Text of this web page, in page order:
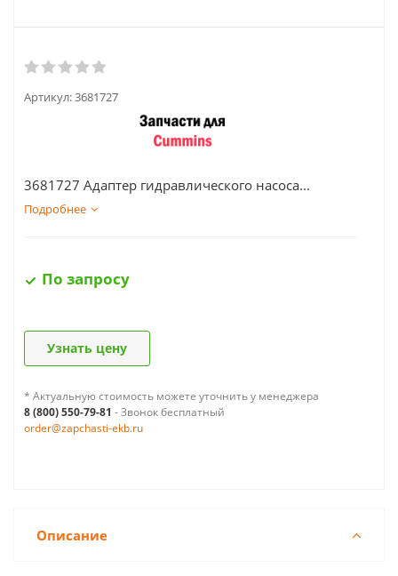
Артикул:3681727
3681727 Адаптер гидравлического насоса...
Подробнее
По запросу
Узнать цену
* Актуальную стоимость можете уточнить у менеджера
8 (800) 550-79-81 - Звонок бесплатный
order@zapchasti-ekb.ru
Описание